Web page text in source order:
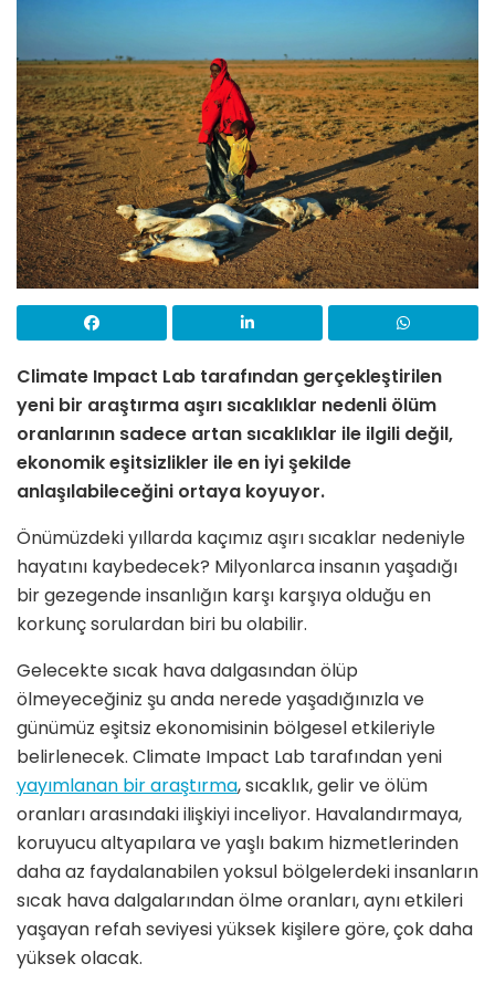
Climate Impact Lab tarafından gerçekleştirilen
yeni bir araştırma aşırı sıcaklıklar nedenli ölüm
oranlarının sadece artan sıcaklıklar ile ilgili değil,
ekonomik eşitsizlikler ile en iyi şekilde
anlaşılabileceğini ortaya koyuyor.
Önümüzdeki yıllarda kaçımız aşırı sıcaklar nedeniyle
hayatını kaybedecek? Milyonlarca insanın yaşadığı
bir gezegende insanlığın karşı karşıya olduğu en
korkunç sorulardan biri bu olabilir.
Gelecekte sıcak hava dalgasından ölüp
ölmeyeceğiniz şu anda nerede yaşadığınızla ve
günümüz eşitsiz ekonomisinin bölgesel etkileriyle
belirlenecek. Climate Impact Lab tarafından yeni
yayımlanan bir araştırma, sıcaklık, gelir ve ölüm
oranları arasındaki ilişkiyi inceliyor. Havalandırmaya,
koruyucu altyapılara ve yaşlı bakım hizmetlerinden
daha az faydalanabilen yoksul bölgelerdeki insanların
sıcak hava dalgalarından ölme oranları, aynı etkileri
yaşayan refah seviyesi yüksek kişilere göre, çok daha
yüksek olacak.